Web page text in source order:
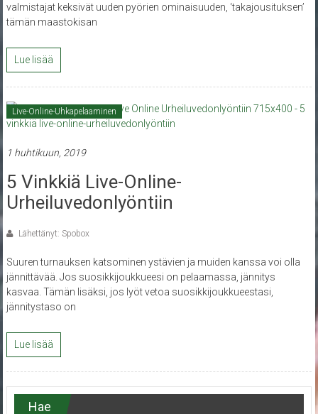
valmistajat keksivät uuden pyörien ominaisuuden, ‘takajousituksen’
tämän maastokisan
Lue lisää
Live-Online-Uhkapelaaminen
1 huhtikuun, 2019
5 Vinkkiä Live-Online-
Urheiluvedonlyöntiin
Lähettänyt: Spobox
Suuren turnauksen katsominen ystävien ja muiden kanssa voi olla
jännittävää. Jos suosikkijoukkueesi on pelaamassa, jännitys
kasvaa. Tämän lisäksi, jos lyöt vetoa suosikkijoukkueestasi,
jännitystaso on
Lue lisää
Hae